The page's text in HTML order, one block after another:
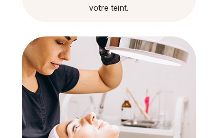
votre teint.